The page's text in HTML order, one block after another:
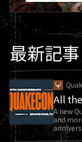
最新記事
All
A new
and
party.